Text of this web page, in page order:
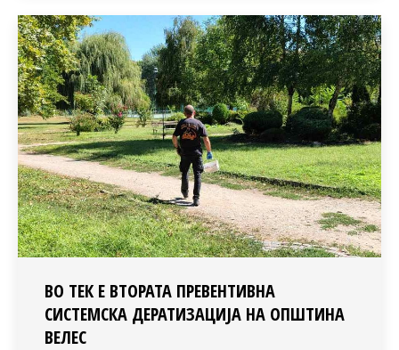
ВО ТЕК Е ВТОРАТА ПРЕВЕНТИВНА
СИСТЕМСКА ДЕРАТИЗАЦИЈА НА ОПШТИНА
ВЕЛЕС